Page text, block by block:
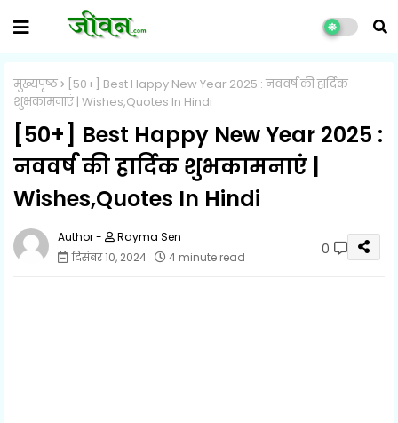
मुख्यपृष्ठ
[50+] Best Happy New Year 2025 : नववर्ष की हार्दिक
शुभकामनाएं | Wishes,Quotes In Hindi
[50+] Best Happy New Year 2025 :
नववर्ष की हार्दिक शुभकामनाएं |
Wishes,Quotes In Hindi
Rayma Sen
दिसंबर 10, 2024
4 minute read 0